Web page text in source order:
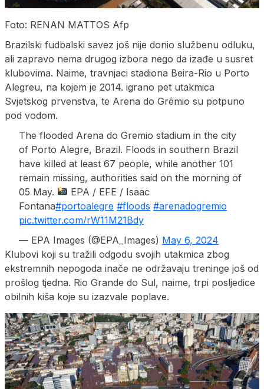
Foto: RENAN MATTOS Afp
Brazilski fudbalski savez još nije donio službenu odluku,
ali zapravo nema drugog izbora nego da izađe u susret
klubovima. Naime, travnjaci stadiona Beira-Rio u Porto
Alegreu, na kojem je 2014. igrano pet utakmica
Svjetskog prvenstva, te Arena do Grêmio su potpuno
pod vodom.
The flooded Arena do Gremio stadium in the city
of Porto Alegre, Brazil. Floods in southern Brazil
have killed at least 67 people, while another 101
remain missing, authorities said on the morning of
05 May.
EPA / EFE / Isaac
Fontana#portoalegre #floods #arenadogremio
pic.twitter.com/rW11M21Bdy
— EPA Images (@EPA_Images) May 6, 2024
Klubovi koji su tražili odgodu svojih utakmica zbog
ekstremnih nepogoda inače ne održavaju treninge još od
prošlog tjedna. Rio Grande do Sul, naime, trpi posljedice
obilnih kiša koje su izazvale poplave.